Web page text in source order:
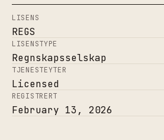
LISENS
REGS
LISENSTYPE
Regnskapsselskap
TJENESTEYTER
Licensed
REGISTRERT
February 13, 2026